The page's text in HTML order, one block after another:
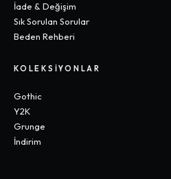
İade & Değişim
Sık Sorulan Sorular
Beden Rehberi
KOLEKSIYONLAR
Gothic
Y2K
Grunge
İndirim